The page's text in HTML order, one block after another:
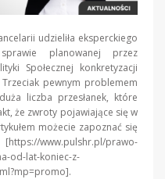
udzieliła eksperckiego
planowanej przez
Społecznej konkretyzacji
pewnym problemem
liczba przesłanek, które
że zwroty pojawiające się w
możecie zapoznać się
www.pulshr.pl/prawo-
od-lat-koniec-z-